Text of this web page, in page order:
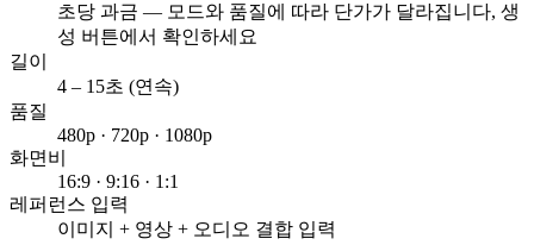
초당 과금 — 모드와 품질에 따라 단가가 달라집니다, 생
성 버튼에서 확인하세요
길이
4 – 15초 (연속)
품질
480p · 720p · 1080p
화면비
16:9 · 9:16 · 1:1
레퍼런스 입력
이미지 + 영상 + 오디오 결합 입력